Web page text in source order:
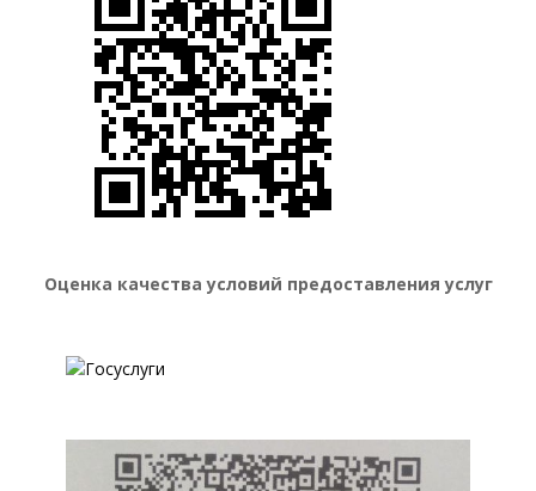
Оценка качества условий предоставления услуг